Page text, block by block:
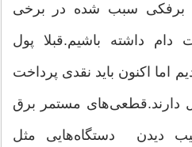
برفکی سبب شده در برخی
تلفات دام داشته باشیم.‌قبلا پول
می‌دادیم اما اکنون باید نقدی پرداخت
دارند.‌قطعی‌های مستمر برق
دیدن دستگاه‌هایی مثل